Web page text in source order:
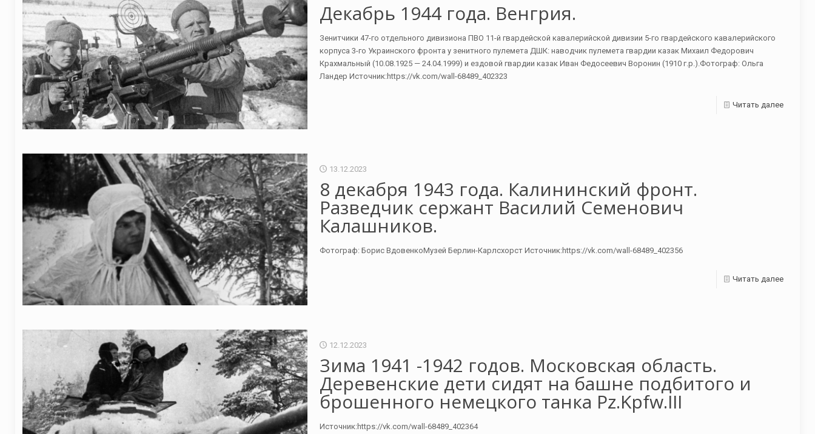
Декабрь 1944 года. Венгрия.
Зенитчики 47-го отдельного дивизиона ПВО 11-й гвардейской кавалерийской дивизии 5-го гвардейского кавалерийского
корпуса 3-го Украинского фронта у зенитного пулемета ДШК: наводчик пулемета гвардии казак Михаил Федорович
Крахмальный (10.08.1925 — 24.04.1999) и ездовой гвардии казак Иван Федосеевич Воронин (1910 г.р.).Фотограф: Ольга
Ландер Источник:https://vk.com/wall-68489_402323
Читать далее
13.12.2023
8 декабря 1943 года. Калининский фронт.
Разведчик сержант Василий Семенович
Калашников.
Фотограф: Борис ВдовенкоМузей Берлин-Карлсхорст Источник:https://vk.com/wall-68489_402356
Читать далее
12.12.2023
Зима 1941 -1942 годов. Московская область.
Деревенские дети сидят на башне подбитого и
брошенного немецкого танка Pz.Kpfw.III
Источник:https://vk.com/wall-68489_402364